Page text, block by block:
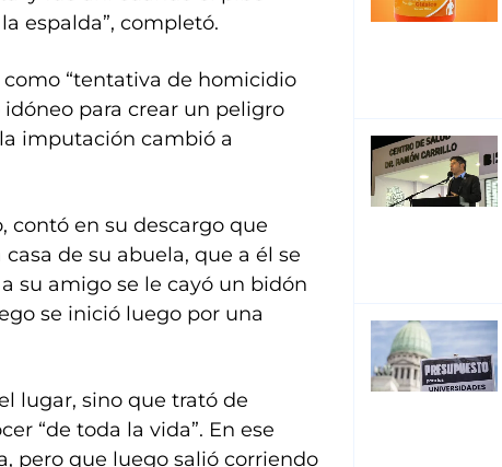
espalda”, completó.
“tentativa de homicidio
para crear un peligro
imputación cambió a
contó en su descargo que
de su abuela, que a él se
su amigo se le cayó un bidón
se inició luego por una
lugar, sino que trató de
“de toda la vida”. En ese
pero que luego salió corriendo